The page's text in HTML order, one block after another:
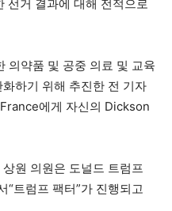
선거 결과에 대해 전적으로
의약품 및 공중 의료 및 교육
하기 위해 추진한 전 기자
에게 자신의 Dickson
원 의원은 도널드 트럼프
“트럼프 팩터”가 진행되고